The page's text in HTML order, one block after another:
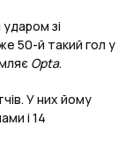
зі
50-й такий гол у
Opta.
У них йому
і 14